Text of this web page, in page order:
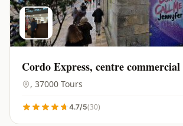
Cordo Express, centre
Nationale | Tours - 37000
, 37000 Tours
4.7/5(30)